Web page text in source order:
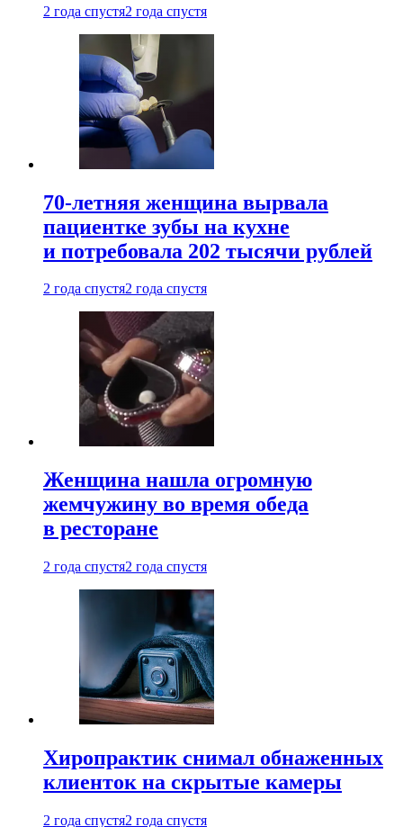
2 года спустя2 года спустя
70-летняя женщина вырвала
пациентке зубы на кухне
и потребовала 202 тысячи рублей
2 года спустя2 года спустя
Женщина нашла огромную
жемчужину во время обеда
в ресторане
2 года спустя2 года спустя
Хиропрактик снимал обнаженных
клиенток на скрытые камеры
2 года спустя2 года спустя